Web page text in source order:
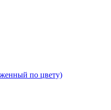
по цвету)